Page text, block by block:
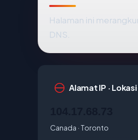
Halaman ini
DNS.
Alamat IP ·
Canada · Toronto